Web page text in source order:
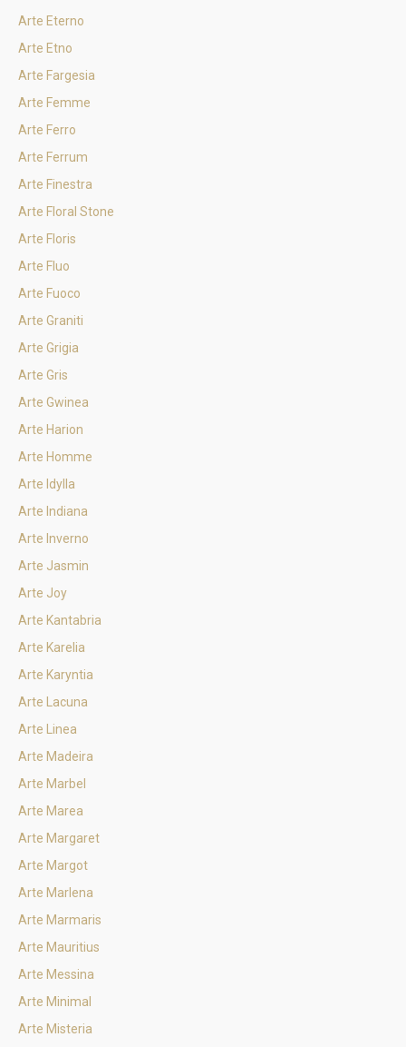
Arte Eterno
Arte Etno
Arte Fargesia
Arte Femme
Arte Ferro
Arte Ferrum
Arte Finestra
Arte Floral Stone
Arte Floris
Arte Fluo
Arte Fuoco
Arte Graniti
Arte Grigia
Arte Gris
Arte Gwinea
Arte Harion
Arte Homme
Arte Idylla
Arte Indiana
Arte Inverno
Arte Jasmin
Arte Joy
Arte Kantabria
Arte Karelia
Arte Karyntia
Arte Lacuna
Arte Linea
Arte Madeira
Arte Marbel
Arte Marea
Arte Margaret
Arte Margot
Arte Marlena
Arte Marmaris
Arte Mauritius
Arte Messina
Arte Minimal
Arte Misteria